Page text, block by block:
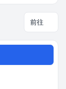
前往